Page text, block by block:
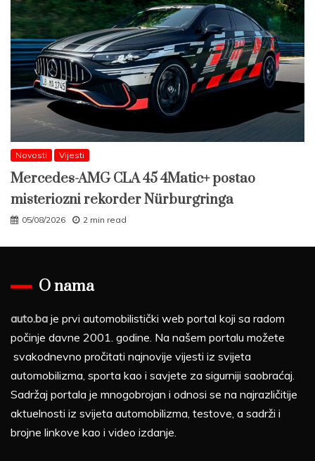
Novosti Vijesti
Mercedes-AMG CLA 45 4Matic+ postao
misteriozni rekorder Nürburgringa
05/08/2026 2 min read
O nama
auto.ba je prvi automobilistički web portal koji sa radom
počinje davne 2001. godine. Na našem portalu možete
svakodnevno pročitati najnovije vijesti iz svijeta
automobilizma, sporta kao i savjete za sigurniji saobraćaj.
Sadržaj portala je mnogobrojan i odnosi se na najrazličitije
aktuelnosti iz svijeta automobilizma, testove, a sadrži i
brojne linkove kao i video izdanje.